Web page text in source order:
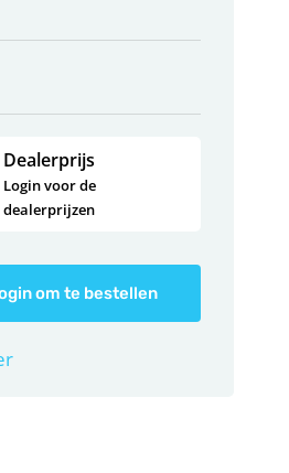
Dealerprijs
Login voor de
dealerprijzen
om te bestellen